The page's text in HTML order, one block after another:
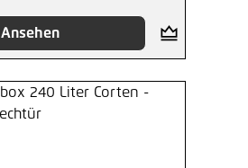
Ansehen